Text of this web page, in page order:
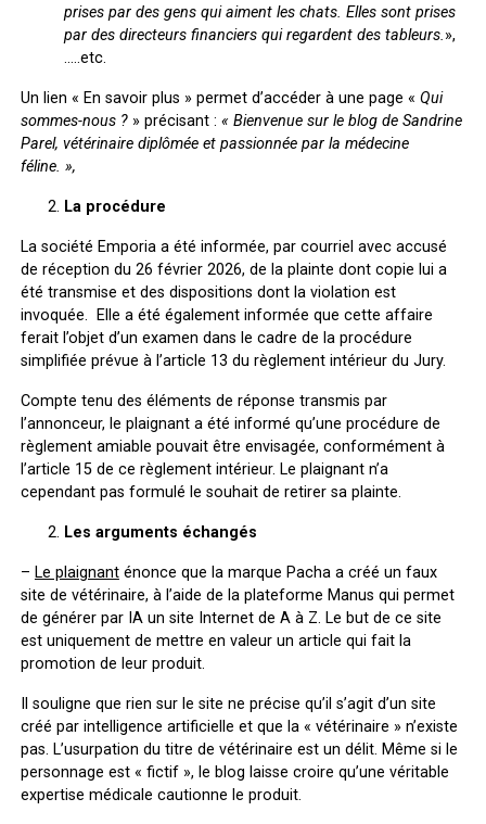
prises par des gens qui aiment les chats. Elles sont prises
par des directeurs financiers qui regardent des tableurs.»,
…..etc.
Un lien « En savoir plus » permet d’accéder à une page « Qui
sommes-nous ?» précisant : « Bienvenue sur le blog de Sandrine
Parel, vétérinaire diplômée et passionnée par la médecine
féline. »,
La procédure
La société Emporia a été informée, par courriel avec accusé
de réception du 26 février 2026, de la plainte dont copie lui a
été transmise et des dispositions dont la violation est
invoquée. Elle a été également informée que cette affaire
ferait l’objet d’un examen dans le cadre de la procédure
simplifiée prévue à l’article 13 du règlement intérieur du Jury.
Compte tenu des éléments de réponse transmis par
l’annonceur, le plaignant a été informé qu’une procédure de
règlement amiable pouvait être envisagée, conformément à
l’article 15 de ce règlement intérieur. Le plaignant n’a
cependant pas formulé le souhait de retirer sa plainte.
Les arguments échangés
– Le plaignanténonce que la marque Pacha a créé un faux
site de vétérinaire, à l’aide de la plateforme Manus qui permet
de générer par IA un site Internet de A à Z. Le but de ce site
est uniquement de mettre en valeur un article qui fait la
promotion de leur produit.
Il souligne que rien sur le site ne précise qu’il s’agit d’un site
créé par intelligence artificielle et que la « vétérinaire » n’existe
pas. L’usurpation du titre de vétérinaire est un délit. Même si le
personnage est « fictif », le blog laisse croire qu’une véritable
expertise médicale cautionne le produit.